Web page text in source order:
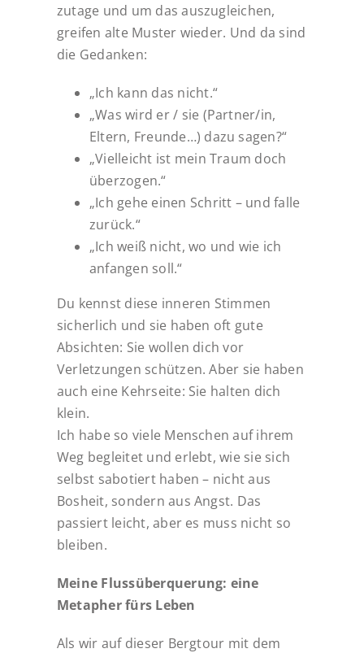
zutage und um das auszugleichen,
greifen alte Muster wieder. Und da sind
die Gedanken:
„Ich kann das nicht.“
„Was wird er / sie (Partner/in,
Eltern, Freunde…) dazu sagen?“
„Vielleicht ist mein Traum doch
überzogen.“
„Ich gehe einen Schritt – und falle
zurück.“
„Ich weiß nicht, wo und wie ich
anfangen soll.“
Du kennst diese inneren Stimmen
sicherlich und sie haben oft gute
Absichten: Sie wollen dich vor
Verletzungen schützen. Aber sie haben
auch eine Kehrseite: Sie halten dich
klein.
Ich habe so viele Menschen auf ihrem
Weg begleitet und erlebt, wie sie sich
selbst sabotiert haben – nicht aus
Bosheit, sondern aus Angst. Das
passiert leicht, aber es muss nicht so
bleiben.
Meine Flussüberquerung: eine
Metapher fürs Leben
Als wir auf dieser Bergtour mit dem